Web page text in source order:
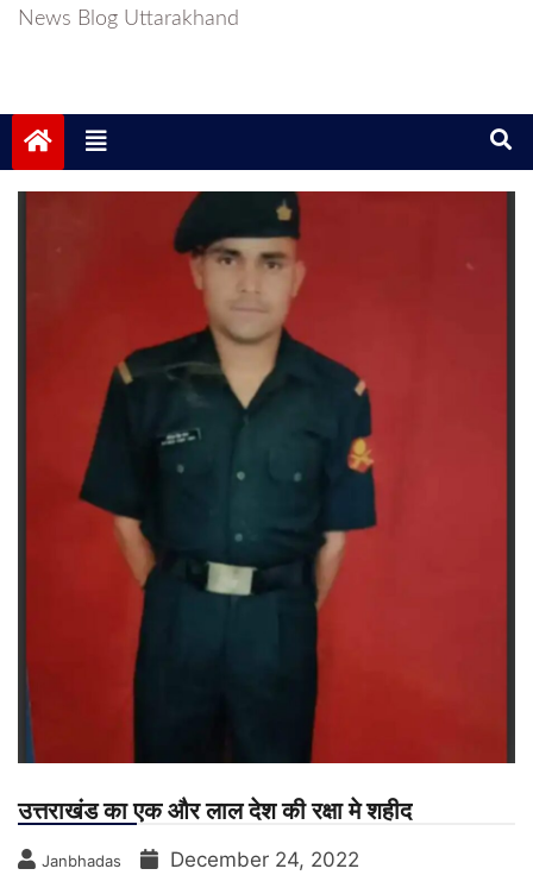
News Blog Uttarakhand
उत्तराखंड का एक और लाल देश की रक्षा मे शहीद
Janbhadas December 24, 2022